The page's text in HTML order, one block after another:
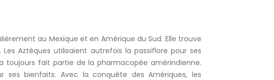
au Mexique et en Amérique du Sud. Elle trouve
Aztèques utilisaient autrefois la passiflore pour ses
toujours fait partie de la pharmacopée amérindienne.
ses bienfaits. Avec la conquête des Amériques, les